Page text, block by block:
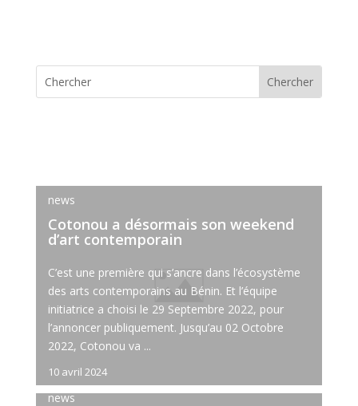
news
Cotonou a désormais son weekend
d’art contemporain
C’est une première qui s’ancre dans l’écosystème
des arts contemporains au Bénin. Et l’équipe
initiatrice a choisi le 29 Septembre 2022, pour
l’annoncer publiquement. Jusqu’au 02 Octobre
2022, Cotonou va ...
10 avril 2024
news